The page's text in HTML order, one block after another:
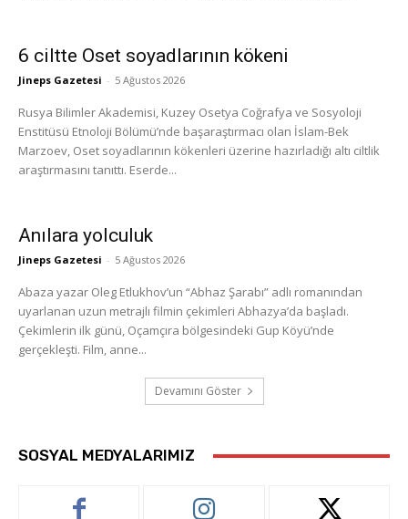
6 ciltte Oset soyadlarının kökeni
Jineps Gazetesi - 5 Ağustos 2026
Rusya Bilimler Akademisi, Kuzey Osetya Coğrafya ve Sosyoloji
Enstitüsü Etnoloji Bölümü’nde başaraştırmacı olan İslam-Bek
Marzoev, Oset soyadlarının kökenleri üzerine hazırladığı altı ciltlik
araştırmasını tanıttı. Eserde...
Anılara yolculuk
Jineps Gazetesi - 5 Ağustos 2026
Abaza yazar Oleg Etlukhov’un “Abhaz Şarabı” adlı romanından
uyarlanan uzun metrajlı filmin çekimleri Abhazya’da başladı.
Çekimlerin ilk günü, Oçamçıra bölgesindeki Gup Köyü’nde
gerçekleşti. Film, anne...
Devamını Göster
SOSYAL MEDYALARIMIZ